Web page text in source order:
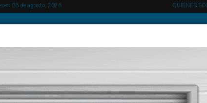
QUIENES
06 de agosto, 2026
PAÍS VASCO ESPAÑA INTERNACIONAL